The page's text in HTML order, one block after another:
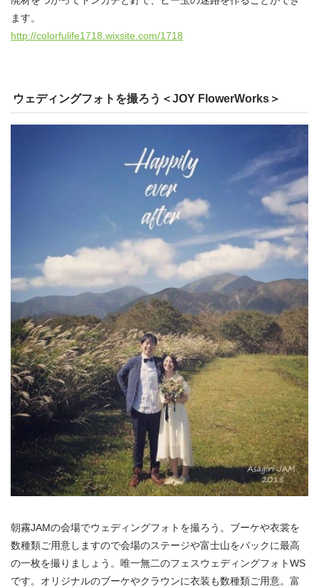
ます。
http://colorfulife1718.wixsite.com/1718
ウェディングフォトを撮ろう＜JOY FlowerWorks＞
朝霧JAMの会場でウェディングフォトを撮ろう。ブーケや衣裳を
数種類ご用意しますので会場のステージや富士山をバックに最高
の一枚を撮りましょう。唯一無二のフェスウェディングフォトWS
です。オリジナルのブーケやクラウンに衣装も数種類ご用意。富